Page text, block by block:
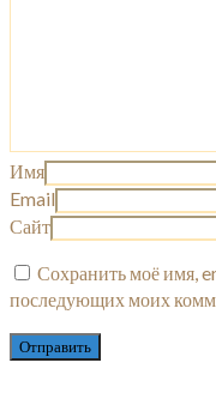
Имя
Email
Сайт
Сохранить моё имя,
последующих моих